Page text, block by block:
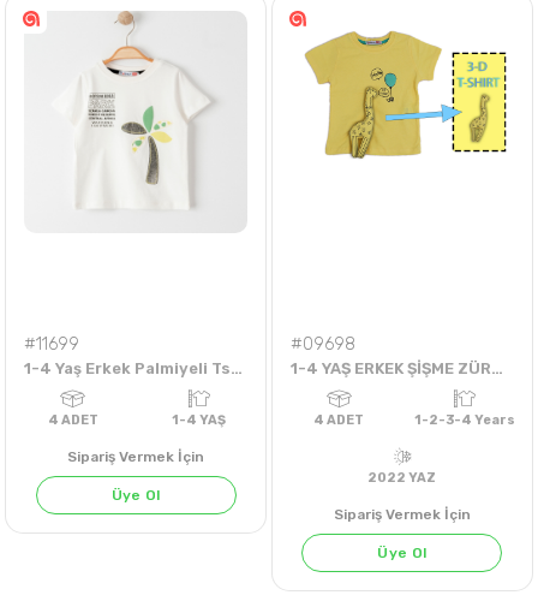
#11699
1-4 Yaş Erkek Palmiyeli Tshirt
Sipariş Vermek İçin
Üye Ol
#09698
1-4 YAŞ ERKEK ŞİŞME ZÜRAFA TEK TİŞÖRT
Sipariş Vermek İçin
Üye Ol